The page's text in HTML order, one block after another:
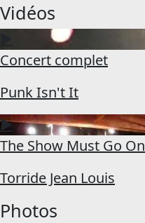
Vidéos
Concert complet
Punk Isn't It
▶
The Show Must Go On
Torride Jean Louis
Photos